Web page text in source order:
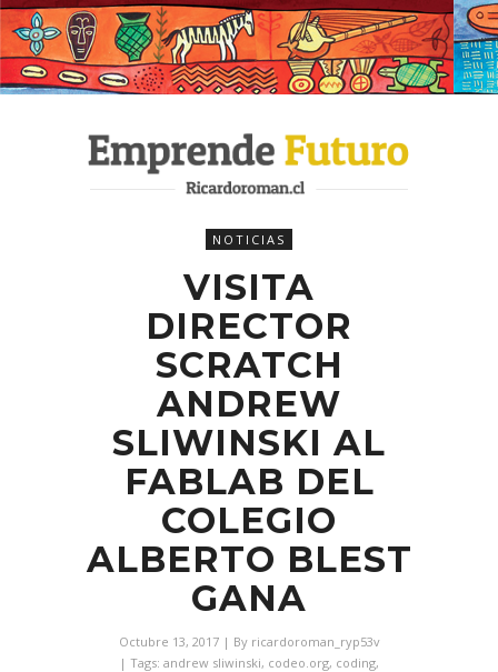
NOTICIAS
VISITA
DIRECTOR
SCRATCH
ANDREW
SLIWINSKI AL
FABLAB DEL
COLEGIO
ALBERTO BLEST
GANA
Octubre 13, 2017 | By ricardoroman_ryp53v
| Tags: andrew sliwinski, codeo.org, coding,